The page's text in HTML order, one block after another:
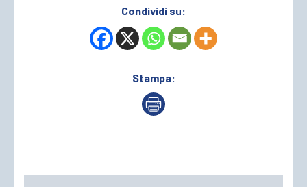
Condividi su:
Stampa: